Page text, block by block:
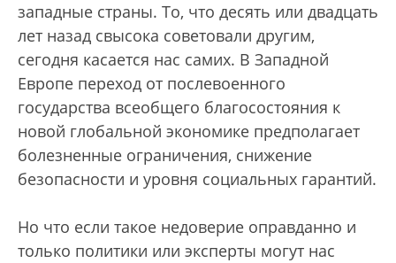
западные страны. То, что десять или двадцать
лет назад свысока советовали другим,
сегодня касается нас самих. В Западной
Европе переход от послевоенного
государства всеобщего благосостояния к
новой глобальной экономике предполагает
болезненные ограничения, снижение
безопасности и уровня социальных гарантий.
Но что если такое недоверие оправданно и
только политики или эксперты могут нас